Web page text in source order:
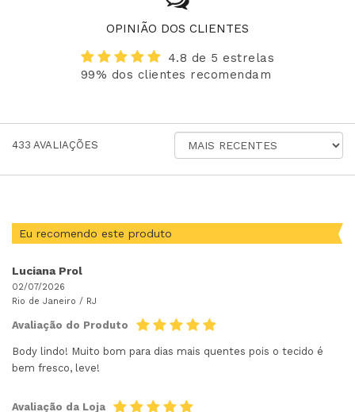
OPINIÃO DOS CLIENTES
4.8 de 5 estrelas
99% dos clientes recomendam
433 AVALIAÇÕES
ORDENAR
AVALIAÇÕES
Eu recomendo este produto
Luciana Prol
02/07/2026
Rio de Janeiro / RJ
Avaliação do Produto
Body lindo! Muito bom para dias mais quentes pois o tecido é
bem fresco, leve!
Avaliação da Loja